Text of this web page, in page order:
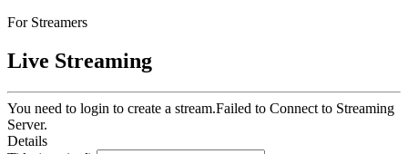
For Streamers
Live Streaming
You need to login to create a stream.Failed to Connect to Streaming
Server.
Details